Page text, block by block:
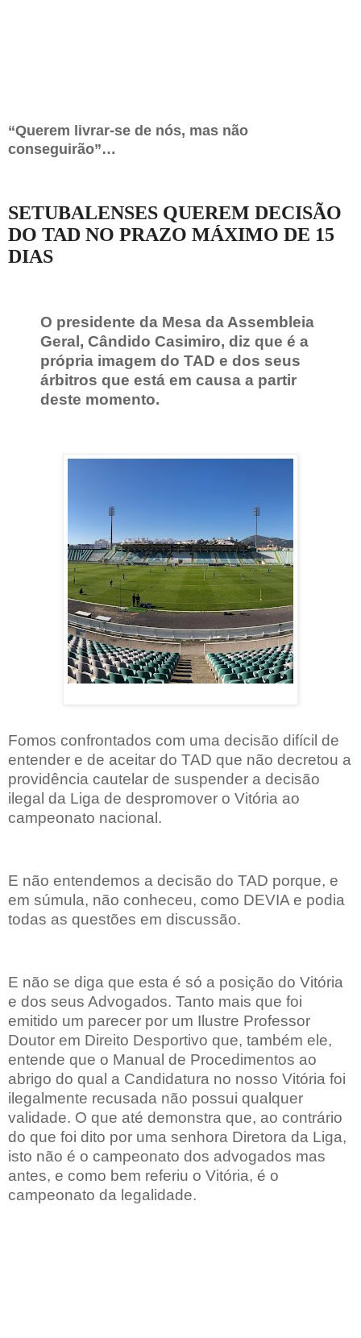
“Querem livrar-se de nós, mas não
conseguirão”…
SETUBALENSES QUEREM DECISÃO
DO TAD NO PRAZO MÁXIMO DE 15
DIAS
O presidente da Mesa da Assembleia
Geral, Cândido Casimiro, diz que é a
própria imagem do TAD e dos seus
árbitros que está em causa a partir
deste momento.
Fomos confrontados com uma decisão difícil de
entender e de aceitar do TAD que não decretou a
providência cautelar de suspender a decisão
ilegal da Liga de despromover o Vitória ao
campeonato nacional.
E não entendemos a decisão do TAD porque, e
em súmula, não conheceu, como DEVIA e podia
todas as questões em discussão.
E não se diga que esta é só a posição do Vitória
e dos seus Advogados. Tanto mais que foi
emitido um parecer por um Ilustre Professor
Doutor em Direito Desportivo que, também ele,
entende que o Manual de Procedimentos ao
abrigo do qual a Candidatura no nosso Vitória foi
ilegalmente recusada não possui qualquer
validade. O que até demonstra que, ao contrário
do que foi dito por uma senhora Diretora da Liga,
isto não é o campeonato dos advogados mas
antes, e como bem referiu o Vitória, é o
campeonato da legalidade.